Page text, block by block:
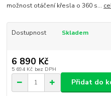
možnost otáčení křesla o 360 s...
Dostupnost Skladem
6 890 Kč
5 694 Kč bez DPH
Přidat do